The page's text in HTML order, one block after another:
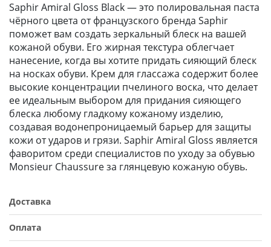
Saphir Amiral Gloss Black — это полировальная паста
чёрного цвета от французского бренда Saphir
поможет вам создать зеркальный блеск на вашей
кожаной обуви. Его жирная текстура облегчает
нанесение, когда вы хотите придать сияющий блеск
на носках обуви. Крем для глассажа содержит более
высокие концентрации пчелиного воска, что делает
ее идеальным выбором для придания сияющего
блеска любому гладкому кожаному изделию,
создавая водонепроницаемый барьер для защиты
кожи от ударов и грязи. Saphir Amiral Gloss является
фаворитом среди специалистов по уходу за обувью
Monsieur Chaussure за глянцевую кожаную обувь.
Доставка
Оплата